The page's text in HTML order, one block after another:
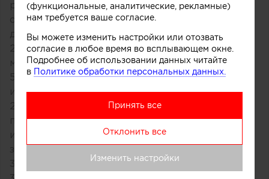
рекламы Сайта, публикации в СМИ, социальных
сетях и иных ресурсах, связанных с
деятельностью Сайта.
2.2. Лицензия действует на территории всего
мира на срок размещения контента и в течение
5 лет после его удаления, если контент был
использован в материалах Сайта.
2.3. Оператор вправе использовать контент
полностью или частично, с указанием авторства
или без такового, если это не противоречит
законодательству РФ.
3. Гарантии Пользователя
(функциональные, аналитические, рекламные)
нам требуется ваше согласие.
Вы можете изменить настройки или отозвать
согласие в любое время во всплывающем окне.
Подробнее об использовании данных читайте
в Политике обработки персональных данных.
Принять все
Отклонить все
Изменить настройки